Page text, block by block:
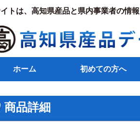
トは、高知県産品と県内事業者の情
ホーム 初めての方へ
商品詳細